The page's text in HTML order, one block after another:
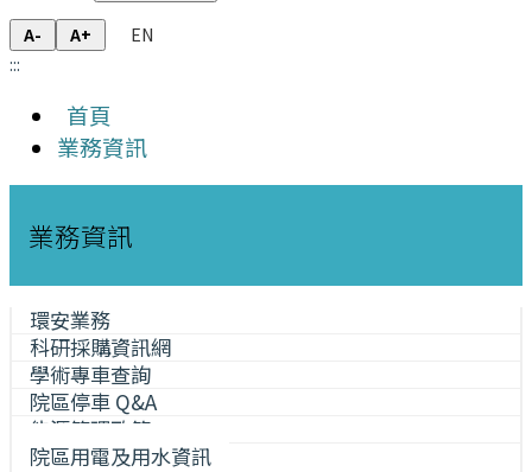
A- A+
EN
:::
首頁
業務資訊
業務資訊
環安業務
科研採購資訊網
學術專車查詢
院區停車 Q&A
能源管理政策
院區用電及用水資訊